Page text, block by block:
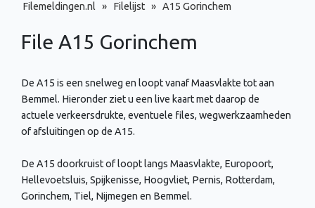
Filemeldingen.nl » Filelijst » A15 Gorinchem
File A15 Gorinchem
De A15 is een snelweg en loopt vanaf Maasvlakte tot aan
Bemmel. Hieronder ziet u een live kaart met daarop de
actuele verkeersdrukte, eventuele files, wegwerkzaamheden
of afsluitingen op de A15.
De A15 doorkruist of loopt langs Maasvlakte, Europoort,
Hellevoetsluis, Spijkenisse, Hoogvliet, Pernis, Rotterdam,
Gorinchem, Tiel, Nijmegen en Bemmel.